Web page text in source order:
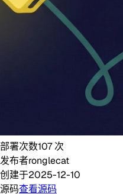
部署次数107 次
发布者ronglecat
创建于2025-12-10
源码查看源码